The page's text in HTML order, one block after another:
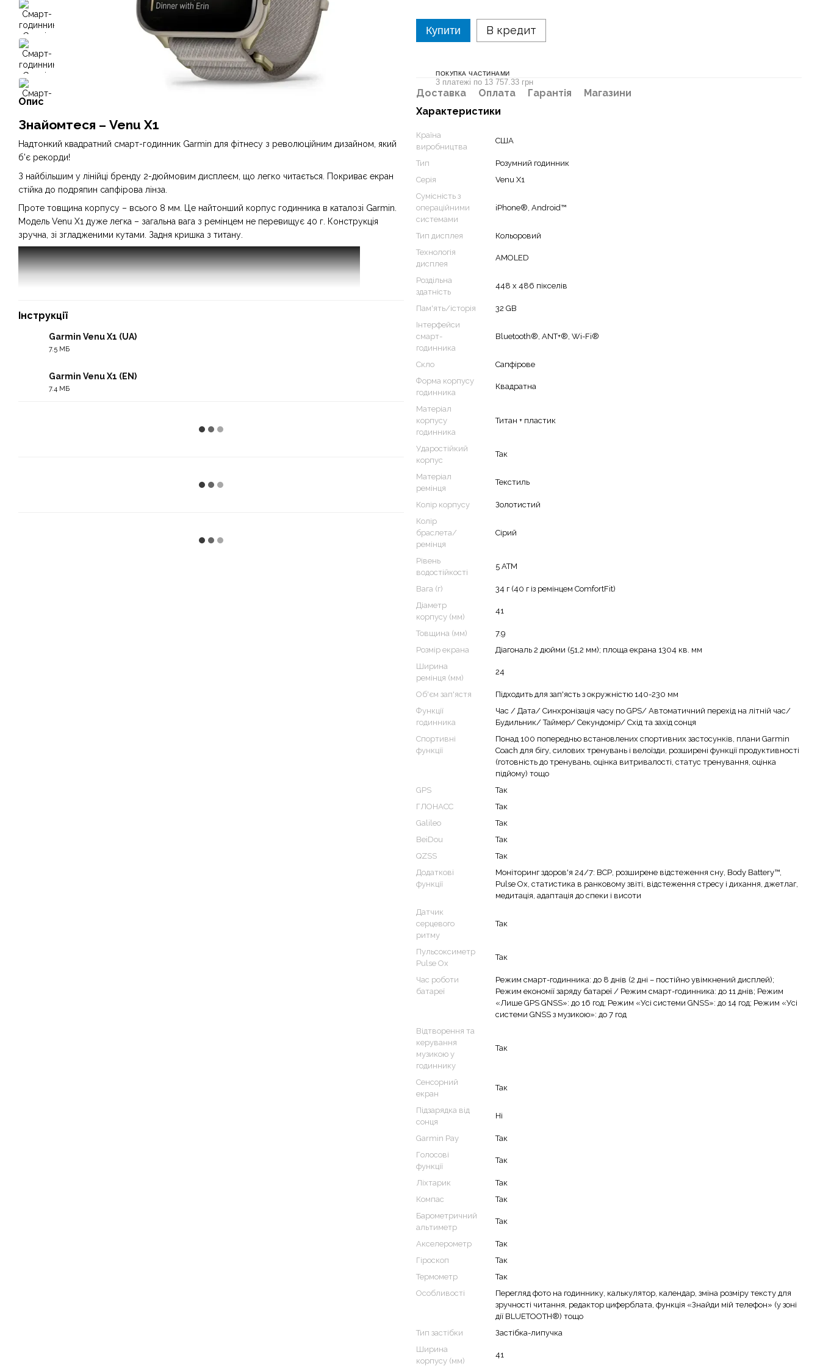
Опис
Знайомтеся – Venu X1
Надтонкий квадратний смарт-годинник Garmin для фітнесу з революційним дизайном, який
б'є рекорди!
З найбільшим у лінійці бренду 2-дюймовим дисплеєм, що легко читається. Покриває екран
стійка до подряпин сапфірова лінза.
Проте товщина корпусу – всього 8 мм. Це найтонший корпус годинника в каталозі Garmin.
Модель Venu X1 дуже легка – загальна вага з ремінцем не перевищує 40 г. Конструкція
зручна, зі згладженими кутами. Задня кришка з титану.
застосунків, вбудовані мапи плюс безперервний моніторинг здоров'я в режимі 24/7. Коли
Інструкції
Garmin Venu X1 (UA)
7.5 МБ
Garmin Venu X1 (EN)
7.4 МБ
Купити В кредит
ПОКУПКА ЧАСТИНАМИ
3 платежі по 13 757.33 грн
Доставка Оплата Гарантія
Магазини
Характеристики
Країна
виробництва
США
Тип
Розумний годинник
Серія
Venu X1
Сумісність з
операційними
системами
iPhone®, Android™
Тип дисплея
Кольоровий
Технологія
дисплея
AMOLED
Роздільна
здатність
448 x 486 пікселів
Пам'ять/історія
32 GB
Інтерфейси
смарт-
годинника
Bluetooth®, ANT+®, Wi-Fi®
Скло
Сапфірове
Форма корпусу
годинника
Квадратна
Матеріал
корпусу
годинника
Титан + пластик
Ударостійкий
корпус
Так
Матеріал
ремінця
Текстиль
Колір корпусу
Золотистий
Колір
браслета/
ремінця
Сірий
Рівень
водостійкості
5 ATM
Вага (г)
34 г (40 г із ремінцем ComfortFit)
Діаметр
корпусу (мм)
41
Товщина (мм)
7.9
Розмір екрана
Діагональ 2 дюйми (51,2 мм); площа екрана 1304 кв. мм
Ширина
ремінця (мм)
24
Об'єм зап'ястя
Підходить для зап'ясть з окружністю 140-230 мм
Функції
годинника
Час / Дата/ Синхронізація часу по GPS/ Автоматичний перехід на літній час/
Будильник/ Таймер/ Секундомір/ Схід та захід сонця
Спортивні
функції
Понад 100 попередньо встановлених спортивних застосунків, плани Garmin
Coach для бігу, силових тренувань і велоїзди, розширені функції продуктивності
(готовність до тренувань, оцінка витривалості, статус тренування, оцінка
підйому) тощо
GPS
Так
ГЛОНАСС
Так
Galileo
Так
BeiDou
Так
QZSS
Так
Додаткові
функції
Моніторинг здоров'я 24/7: ВСР, розширене відстеження сну, Body Battery™,
Pulse Ox, статистика в ранковому звіті, відстеження стресу і дихання, джетлаг,
медитація, адаптація до спеки і висоти
Датчик
серцевого
ритму
Так
Пульсоксиметр
Pulse Ox
Так
Час роботи
батареї
Режим смарт-годинника: до 8 днів (2 дні – постійно увімкнений дисплей);
Режим економії заряду батареї / Режим смарт-годинника: до 11 днів; Режим
«Лише GPS GNSS»: до 16 год; Режим «Усі системи GNSS»: до 14 год; Режим «Усі
системи GNSS з музикою»: до 7 год
Відтворення та
керування
музикою у
годиннику
Так
Сенсорний
екран
Так
Підзарядка від
сонця
Ні
Garmin Pay
Так
Голосові
функції
Так
Ліхтарик
Так
Компас
Так
Барометричний
альтиметр
Так
Акселерометр
Так
Гіроскоп
Так
Термометр
Так
Особливості
Перегляд фото на годиннику, калькулятор, календар, зміна розміру тексту для
зручності читання, редактор циферблата, функція «Знайди мій телефон» (у зоні
дії BLUETOOTH®) тощо
Тип застібки
Застібка-липучка
Ширина
корпусу (мм)
41